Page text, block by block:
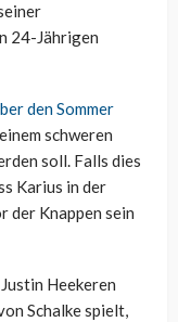
24-Jährigen
den Sommer
schweren
soll. Falls dies
Karius in der
der Knappen sein
Heekeren
Schalke spielt,